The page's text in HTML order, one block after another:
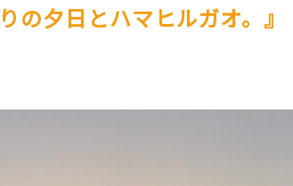
の夕日とハマヒルガオ。』